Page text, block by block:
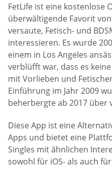
FetLife ist eine kostenlose
überwältigende Favorit
versaute, Fetisch- und
interessieren. Es wurde
einem in Los Angeles
verblüfft war, dass es
mit Vorlieben und
Einführung im Jahr 2009
beherbergte ab 2017 über
Diese App ist eine
Apps und bietet eine
Singles mit ähnlichen
sowohl für iOS- als auch